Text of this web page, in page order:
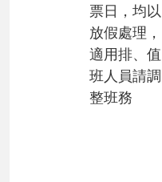
票日，均以
放假處理，
適用排、值
班人員請調
整班務